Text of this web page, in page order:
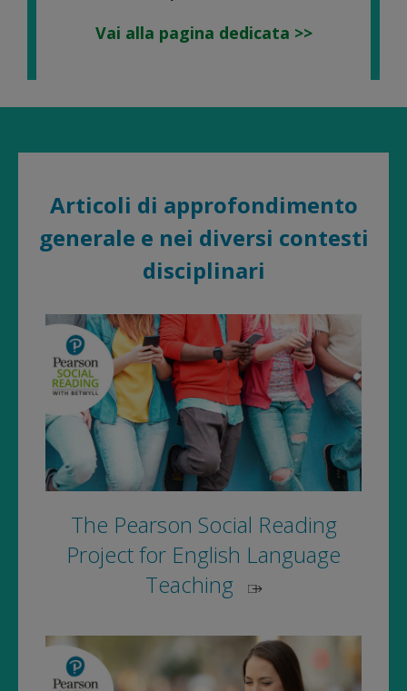
Vai alla pagina dedicata >>
Articoli di approfondimento
generale e nei diversi contesti
disciplinari
The Pearson Social Reading
Project for English Language
Teaching